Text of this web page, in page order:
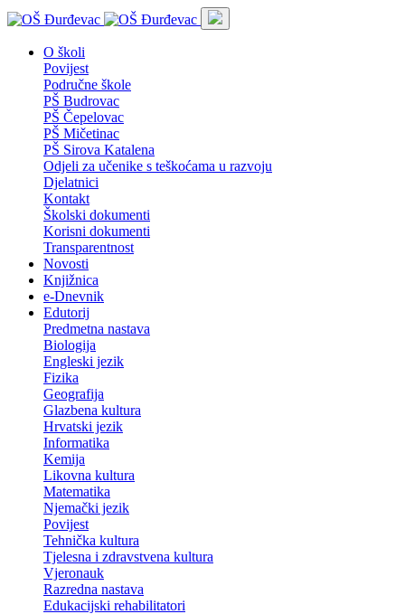
O školi
Povijest
Područne škole
PŠ Budrovac
PŠ Čepelovac
PŠ Mičetinac
PŠ Sirova Katalena
Odjeli za učenike s teškoćama u razvoju
Djelatnici
Kontakt
Školski dokumenti
Korisni dokumenti
Transparentnost
Novosti
Knjižnica
e-Dnevnik
Edutorij
Predmetna nastava
Biologija
Engleski jezik
Fizika
Geografija
Glazbena kultura
Hrvatski jezik
Informatika
Kemija
Likovna kultura
Matematika
Njemački jezik
Povijest
Tehnička kultura
Tjelesna i zdravstvena kultura
Vjeronauk
Razredna nastava
Edukacijski rehabilitatori